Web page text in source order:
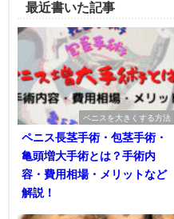
最近書いた記事
ペニスを大きくする方法
ペニス長茎手術・包茎手術・
亀頭増大手術とは？手術内
容・費用相場・メリットなど
解説！